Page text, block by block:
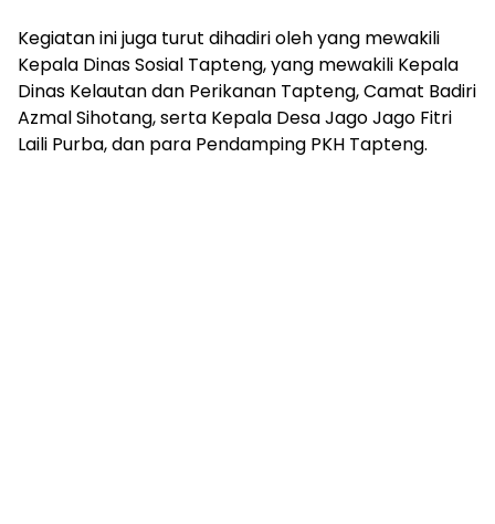
Kegiatan ini juga turut dihadiri oleh yang mewakili
Kepala Dinas Sosial Tapteng, yang mewakili Kepala
Dinas Kelautan dan Perikanan Tapteng, Camat Badiri
Azmal Sihotang, serta Kepala Desa Jago Jago Fitri
Laili Purba, dan para Pendamping PKH Tapteng.